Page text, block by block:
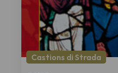
Castions di Strada